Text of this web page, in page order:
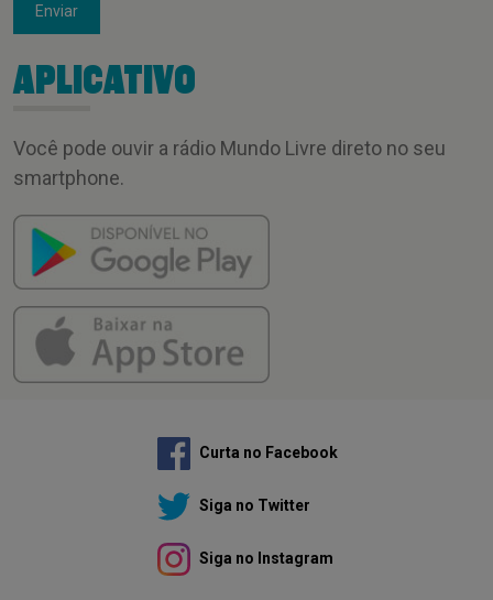
Enviar
APLICATIVO
Você pode ouvir a rádio Mundo Livre direto no seu
smartphone.
Curta no Facebook
Siga no Twitter
Siga no Instagram